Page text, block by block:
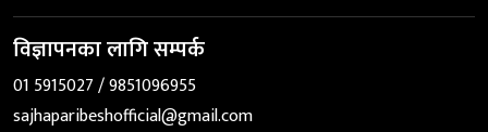
विज्ञापनका लागि सम्पर्क
01 5915027 / 9851096955
sajhaparibeshofficial@gmail.com